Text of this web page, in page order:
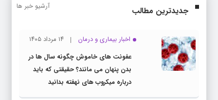
جدیدترین مطالب آرشیو خبر ها
اخبار بیماری و درمان
۱۴ مرداد ۱۴۰۵
عفونت های خاموش چگونه سال ها در
بدن پنهان می مانند؟ حقیقتی که باید
درباره میکروب های نهفته بدانید